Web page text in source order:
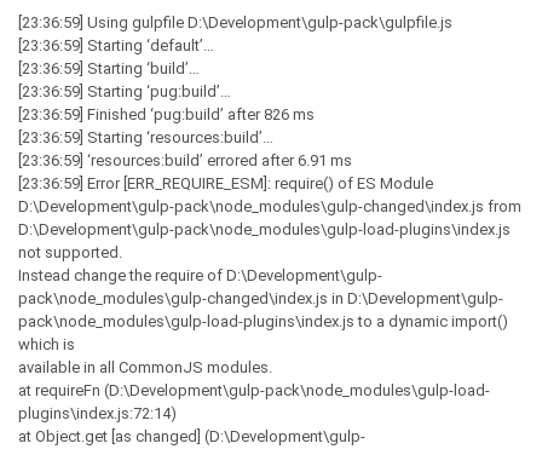
[23:36:59] Using gulpfile D:\Development\gulp-pack\gulpfile.js
[23:36:59] Starting ‘default’…
[23:36:59] Starting ‘build’…
[23:36:59] Starting ‘pug:build’…
[23:36:59] Finished ‘pug:build’ after 826 ms
[23:36:59] Starting ‘resources:build’…
[23:36:59] ‘resources:build’ errored after 6.91 ms
[23:36:59] Error [ERR_REQUIRE_ESM]: require() of ES Module
D:\Development\gulp-pack\node_modules\gulp-changed\index.js from
D:\Development\gulp-pack\node_modules\gulp-load-plugins\index.js
not supported.
Instead change the require of D:\Development\gulp-
pack\node_modules\gulp-changed\index.js in D:\Development\gulp-
pack\node_modules\gulp-load-plugins\index.js to a dynamic import()
which is
available in all CommonJS modules.
at requireFn (D:\Development\gulp-pack\node_modules\gulp-load-
plugins\index.js:72:14)
at Object.get [as changed] (D:\Development\gulp-